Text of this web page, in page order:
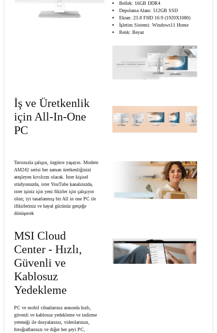
Bellek: 16GB DDR4
Depolama Alanı: 512GB SSD
Ekran: 23.8 FHD 16:9 (1920X1080)
İşletim Sistemi: Windows11 Home
Renk: Beyaz
İş ve Üretkenlik
için All-In-One
PC
Tavrınızla çalışın, özgürce yaşayın. Modern
AM242 serisi her zaman üretkenliğinizi
ateşleyen kıvılcım olacak. İster kişisel
stüdyonuzda, ister YouTube kanalınızda,
ister işiniz için yeni fikirler için çalışıyor
olun; iyi tasarlanmış bir All in one PC ile
ifikirleriniz ve hayal gücünüz gerçeğe
dönüşecek
MSI Cloud
Center - Hızlı,
Güvenli ve
Kablosuz
Yedekleme
PC ve mobil cihazlarınız arasında hızlı,
güvenli ve kablosuz yedekleme ve indirme
yeteneği ile dosyalarınız, videolarınızı,
fotoğraflarınızı ve diğer her şeyi PC,